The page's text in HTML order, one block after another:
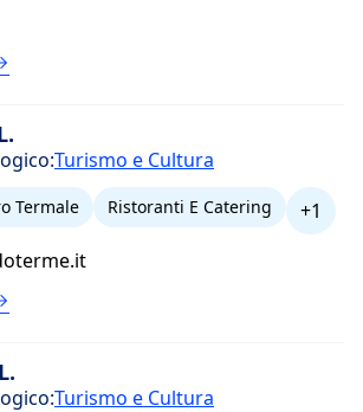
Turismo e Cultura
Termale Ristoranti E Catering
+1
Turismo e Cultura